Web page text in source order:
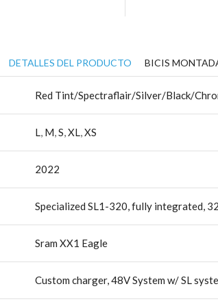
DETALLES DEL PRODUCTO BICIS
Red Tint/Spectraflair/Silver/Black/
L, M,S,XL,XS
2022
Specialized SL1-320, fully integrated,
Sram XX1 Eagle
Custom charger, 48V System w/ SL